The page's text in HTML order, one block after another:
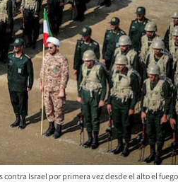
contra Israel por primera vez desde el alto el fuego